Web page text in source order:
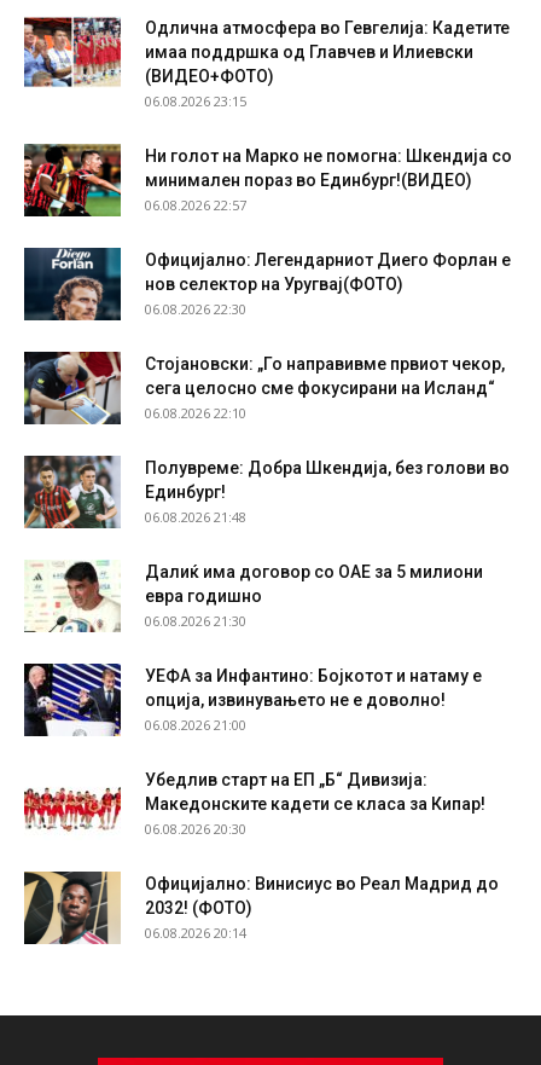
Одлична атмосфера во Гевгелија: Кадетите
имаа поддршка од Главчев и Илиевски
(ВИДЕО+ФОТО)
06.08.2026 23:15
Ни голот на Марко не помогна: Шкендија со
минимален пораз во Единбург!(ВИДЕО)
06.08.2026 22:57
Официјално: Легендарниот Диего Форлан е
нов селектор на Уругвај(ФОТО)
06.08.2026 22:30
Стојановски: „Го направивме првиот чекор,
сега целосно сме фокусирани на Исланд“
06.08.2026 22:10
Полувреме: Добра Шкендија, без голови во
Единбург!
06.08.2026 21:48
Далиќ има договор со ОАЕ за 5 милиони
евра годишно
06.08.2026 21:30
УЕФА за Инфантино: Бојкотот и натаму е
опција, извинувањето не е доволно!
06.08.2026 21:00
Убедлив старт на ЕП „Б“ Дивизија:
Македонските кадети се класа за Кипар!
06.08.2026 20:30
Официјално: Винисиус во Реал Мадрид до
2032! (ФОТО)
06.08.2026 20:14